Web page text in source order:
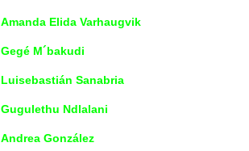
Amanda Elida Varhaugvik
Gegé M´bakudi
Luisebastián Sanabria
Gugulethu Ndlalani
Andrea González